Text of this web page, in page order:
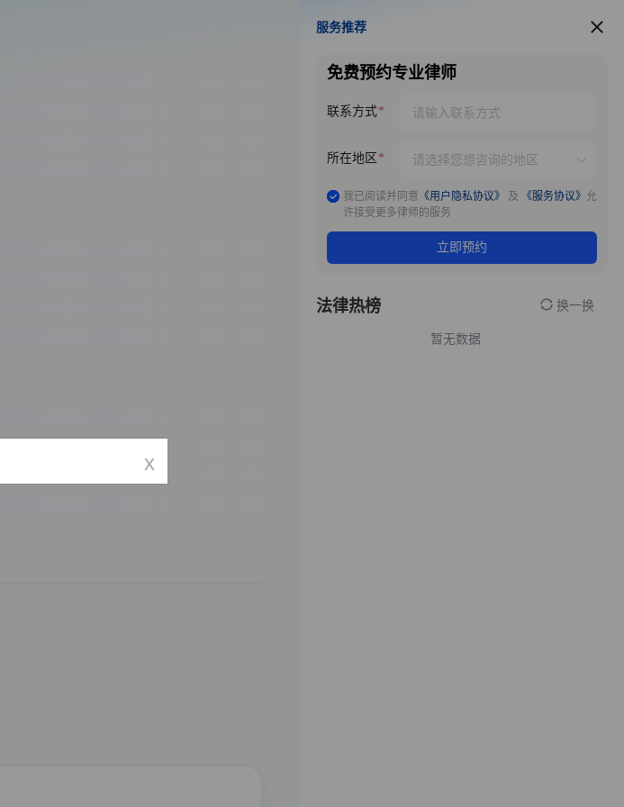
服务推荐
服务推荐
免费预约专业律师
联系方式
所在地区
我已阅读并同意 《用户隐私协议》 及 《服务协议》 允
许接受更多律师的服务
立即预约
法律热榜 换一换
暂无数据
x